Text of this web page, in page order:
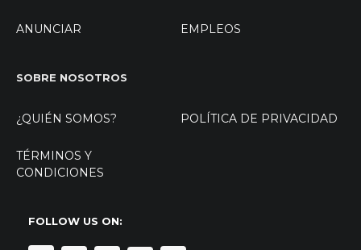
ANUNCIAR EMPLEOS
SOBRE NOSOTROS
¿QUIÉN SOMOS? POLÍTICA DE PRIVACIDAD
TÉRMINOS Y
CONDICIONES
FOLLOW US ON: